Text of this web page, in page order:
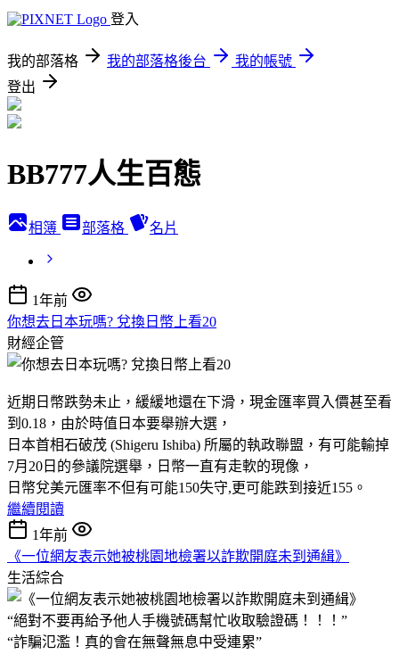
登入
我的部落格 我的部落格後台
我的帳號
登出
BB777人生百態
相簿 部落格 名片
1年前
你想去日本玩嗎? 兌換日幣上看20
財經企管
近期日幣跌勢未止，緩緩地還在下滑，現金匯率買入價甚至看
到0.18，由於時值日本要舉辦大選，
日本首相石破茂 (Shigeru Ishiba) 所屬的執政聯盟，有可能輸掉
7月20日的參議院選舉，日幣一直有走軟的現像，
日幣兌美元匯率不但有可能150失守,更可能跌到接近155。
繼續閱讀
1年前
《一位網友表示她被桃園地檢署以詐欺開庭未到通緝》
生活綜合
“絕對不要再給予他人手機號碼幫忙收取驗證碼！！！”
“詐騙氾濫！真的會在無聲無息中受連累”